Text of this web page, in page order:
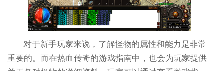
对于新手玩家来说，了解怪物的属性和能力是非常
重要的。而在热血传奇的游戏指南中，也会为玩家提供